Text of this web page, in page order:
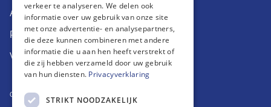
Algemene voorwaarden
Privacyverklaring
Verzekeringsvoorwaarden
CONTACT
verkeer te analyseren. We delen ook
informatie over uw gebruik van onze site
met onze advertentie- en analysepartners,
die deze kunnen combineren met andere
informatie die u aan hen heeft verstrekt of
die zij hebben verzameld door uw gebruik
van hun diensten. Privacyverklaring
STRIKT NOODZAKELIJK